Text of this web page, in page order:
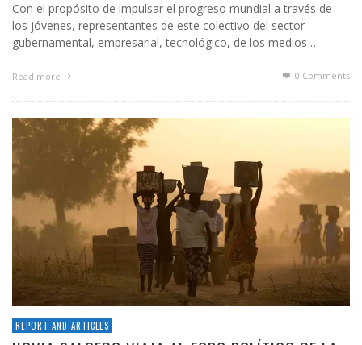
Con el propósito de impulsar el progreso mundial a través de
los jóvenes, representantes de este colectivo del sector
gubernamental, empresarial, tecnológico, de los medios …
Read more 0 Comments
REPORT AND ARTICLES